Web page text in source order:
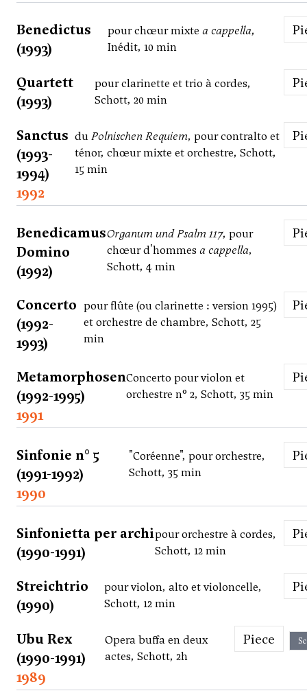
Benedictus
(1993)
pour chœur mixtea cappella,
Inédit, 10 min
Quartett
(1993)
pour clarinette et trio à cordes,
Schott, 20 min
Sanctus
(1993-
1994)
duPolnischen Requiem, pour contralto et
ténor, chœur mixte et orchestre, Schott,
15 min
1992
Benedicamus
Domino
(1992)
Organum und Psalm 117, pour
chœur d'hommes a cappella,
Schott, 4 min
Concerto
(1992-
1993)
pour flûte (ou clarinette : version 1995)
et orchestre de chambre, Schott, 25
min
Metamorphosen
(1992-1995)
Concerto pour violon et
orchestre n° 2, Schott, 35 min
1991
Sinfonie n° 5
(1991-1992)
"Coréenne", pour orchestre,
Schott, 35 min
1990
Sinfonietta per archi
(1990-1991)
pour orchestre à cordes,
Schott, 12 min
Streichtrio
(1990)
pour violon, alto et violoncelle,
Schott, 12 min
Ubu Rex
(1990-1991)
Opera buffa en deux
actes, Schott, 2h
Piece
1989